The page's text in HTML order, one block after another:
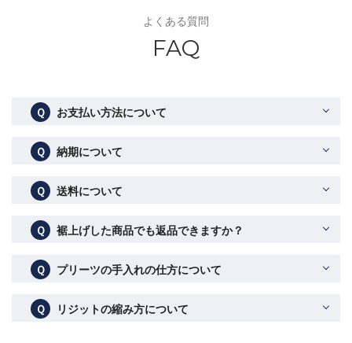
よくある質問
FAQ
Ｑ お支払い方法について
Ｑ 納期について
Ｑ 送料について
Ｑ 裾上げした商品でも返品できますか？
Ｑ プリーツの手入れの仕方について
Ｑ リジットの縮み方について